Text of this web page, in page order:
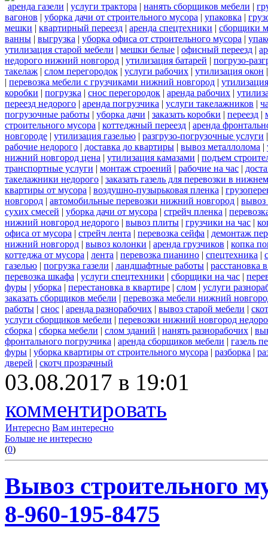
аренда газели | услуги трактора | нанять сборщиков мебели |
вагонов | уборка дачи от строительного мусора | упаковка |
мешки | квартирный переезд | аренда спецтехники | сборщики
ванны | выгрузка | уборка офиса от строительного мусора |
утилизация старой мебели | мешки белые | офисный переезд |
недорого нижний новгород | утилизация батарей | погрузо-
такелаж | слом перегородок | услуги рабочих | утилизация окон
| перевозка мебели с грузчиками нижний новгород |
коробки | погрузка | снос перегородок | аренда рабочих |
переезд недорого | аренда погрузчика | услуги такелажников |
погрузочные работы | уборка дачи | заказать коробки | переезд |
строительного мусора | коттеджный переезд | аренда
новгороде | утилизация газелью | разгрузо-погрузочные услуги
рабочие недорого | доставка до квартиры | вывоз металлолома |
нижний новгород цена | утилизация камазами | подъем
транспортные услуги | монтаж строений | рабочие на час |
такелажники недорого | заказать газель для перевозки в
квартиры от мусора | воздушно-пузырьковая пленка |
новгород | автомобильные перевозки нижний новгород | вывоз
сухих смесей | уборка дачи от мусора | стрейч пленка |
нижний новгород недорого | вывоз плиты | грузчики на час |
офиса от мусора | стрейч лента | перевозка сейфа | демонтаж
нижний новгород | вывоз колонки | аренда грузчиков | копка
коттеджа от мусора | лента | перевозка пианино | спецтехника |
газелью | погрузка газели | ландшафтные работы | расстановка
перевозка шкафа | услуги спецтехники | сборщики на час |
фуры | уборка | перестановка в квартире | слом | услуги
заказать сборщиков мебели | перевозка мебели нижний
работы | снос | аренда разнорабочих | вывоз старой мебели |
услуги сборщиков мебели | перевозки нижний новгород
сборка | сборка мебели | слом зданий | нанять разнорабочих |
фронтального погрузчика | аренда сборщиков мебели | газель
фуры | уборка квартиры от строительного мусора | разборка |
дверей | скотч прозрачный
03.08.2017 в 19:01
комментировать
Интересно Вам интересно
Больше не интересно
(0)
Вывоз строительного
8-960-195-8475